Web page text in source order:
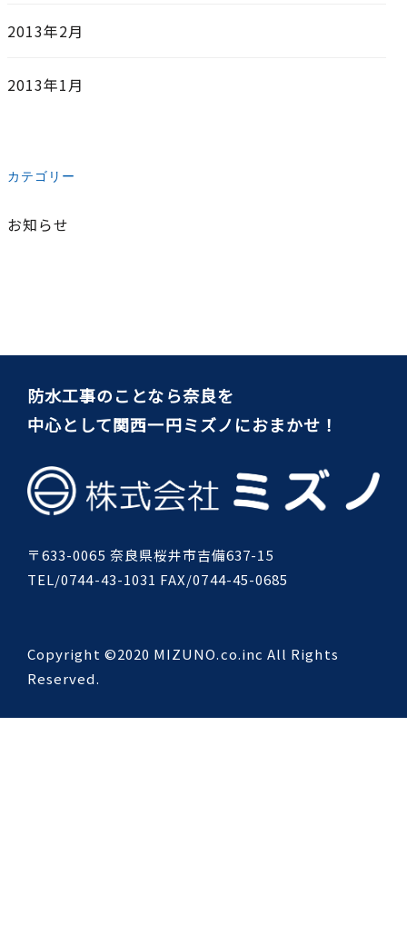
2013年2月
2013年1月
カテゴリー
お知らせ
防水工事のことなら奈良を
中心として関西一円ミズノにおまかせ！
〒633-0065 奈良県桜井市吉備637-15
TEL/0744-43-1031 FAX/0744-45-0685
Copyright ©2020 MIZUNO.co.inc All Rights
Reserved.